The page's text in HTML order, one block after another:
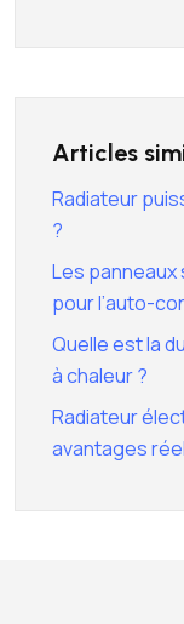
Articles
Radiateur
?
Les
pour l’auto-
Quelle est la
à chaleur ?
Radiateur
avantages